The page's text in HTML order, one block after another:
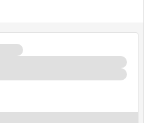
Guía
del